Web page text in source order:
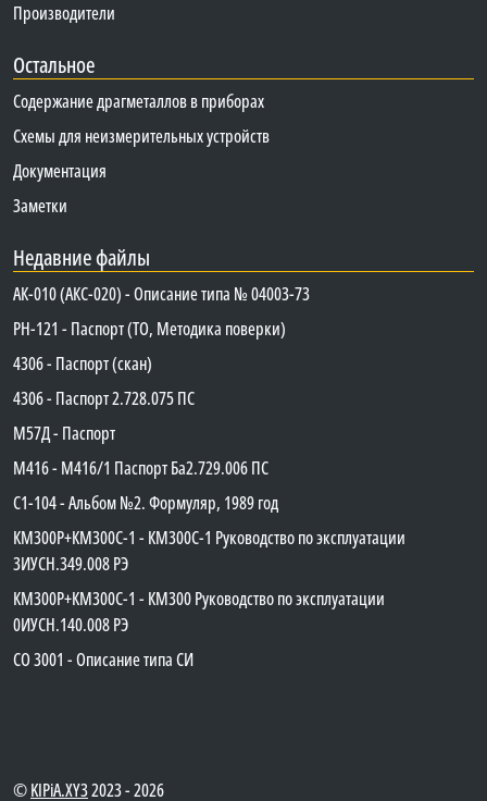
Производители
Остальное
Содержание драгметаллов в приборах
Схемы для неизмерительных устройств
Документация
Заметки
Недавние файлы
АК-010 (АКС-020) - Описание типа № 04003-73
PH-121 - Паспорт (ТО, Методика поверки)
4306 - Паспорт (скан)
4306 - Паспорт 2.728.075 ПС
М57Д - Паспорт
М416 - М416/1 Паспорт Ба2.729.006 ПС
C1-104 - Альбом №2. Формуляр, 1989 год
КМ300Р+КМ300С-1 - КМ300C-1 Руководство по эксплуатации
3ИУСН.349.008 РЭ
КМ300Р+КМ300С-1 - КМ300 Руководство по эксплуатации
0ИУСН.140.008 РЭ
СО 3001 - Описание типа СИ
©KIPiA.XY32023 - 2026